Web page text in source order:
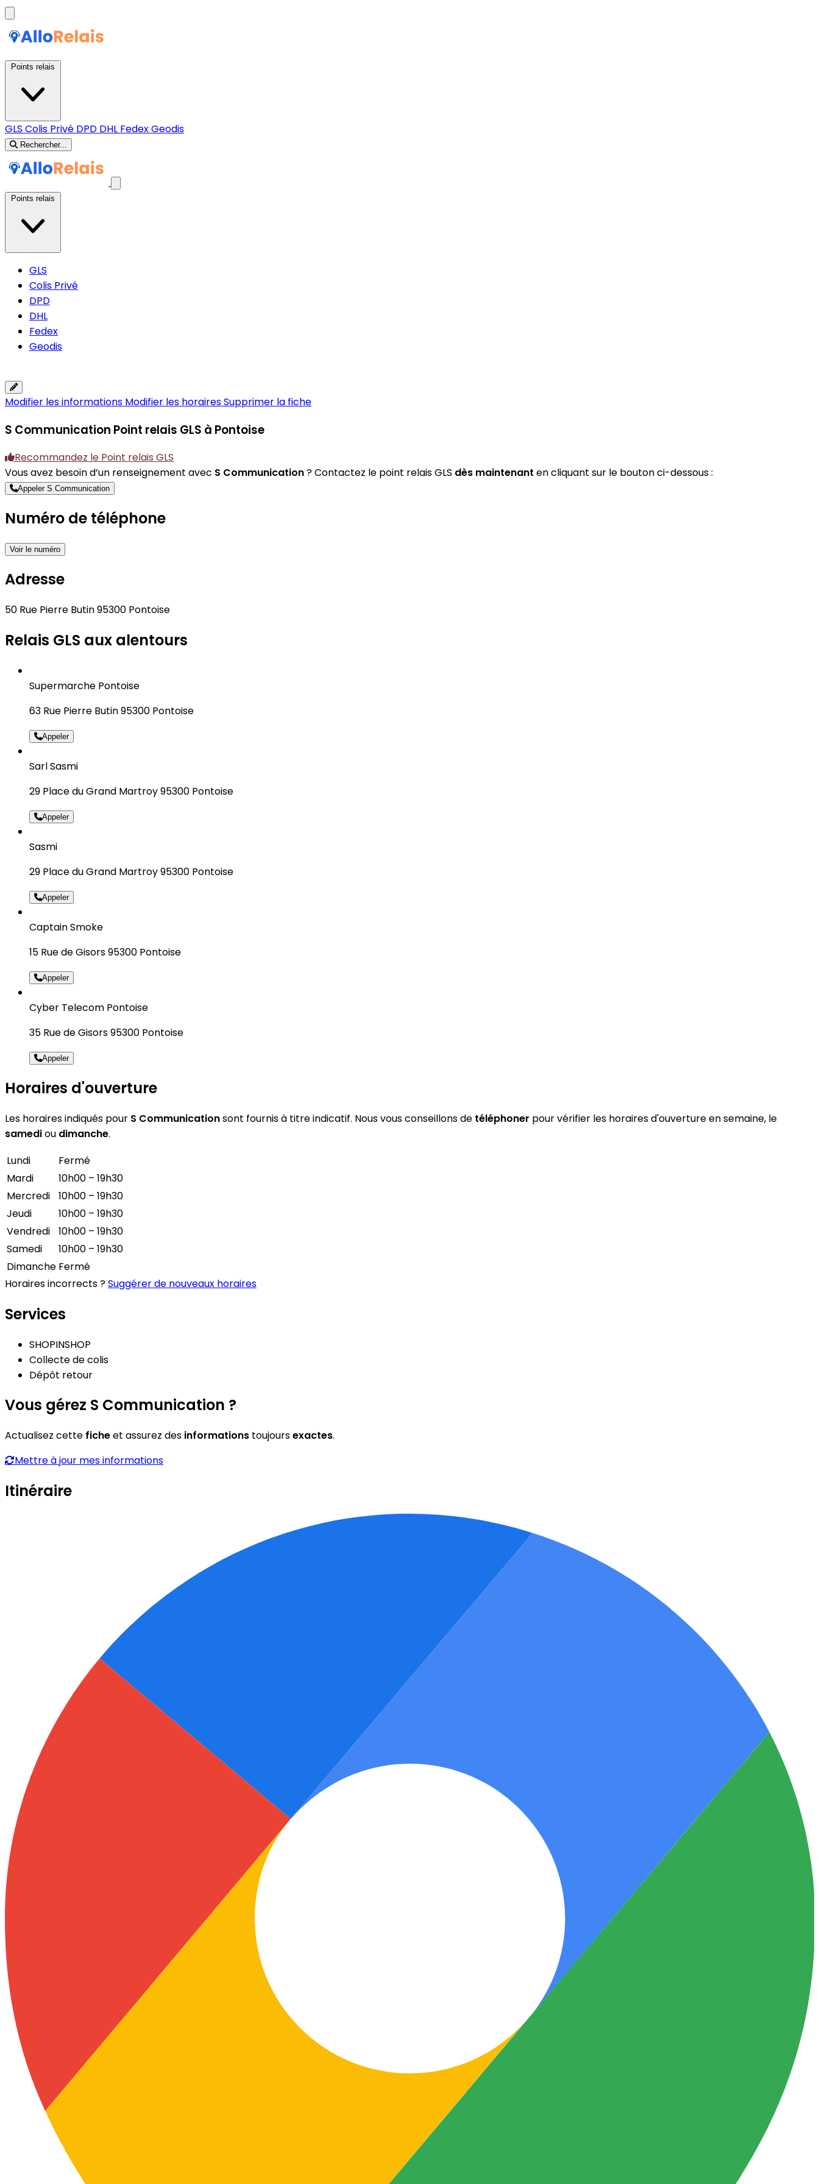
GLS Colis Privé DPD DHL FedexGeodis
Rechercher...
GLS
Colis Privé
DPD
DHL
Fedex
Geodis
Modifier les informations Modifier les horairesSupprimer la fiche
S Communication Point relais GLS à Pontoise
Recommandez le Point relais GLS
Vous avez besoin d’un renseignement avec S Communication? Contactez le point relais GLS dès maintenant en cliquant sur le bouton ci-dessous :
Appeler S Communication
Numéro de téléphone
Voir le numéro
Adresse
50 Rue Pierre Butin 95300 Pontoise
Relais GLS aux alentours
Supermarche Pontoise
63 Rue Pierre Butin 95300 Pontoise
Appeler
Sarl Sasmi
29 Place du Grand Martroy 95300 Pontoise
Appeler
Sasmi
29 Place du Grand Martroy 95300 Pontoise
Appeler
Captain Smoke
15 Rue de Gisors 95300 Pontoise
Appeler
Cyber Telecom Pontoise
35 Rue de Gisors 95300 Pontoise
Appeler
Horaires d'ouverture
Les horaires indiqués pour S Communicationsont fournis à titre indicatif. Nous vous conseillons de téléphoner pour vérifier les horaires d'ouverture en semaine, le
samediou dimanche.
Lundi
Fermé
Mardi
10h00 – 19h30
Mercredi
10h00 – 19h30
Jeudi
10h00 – 19h30
Vendredi
10h00 – 19h30
Samedi
10h00 – 19h30
Dimanche Fermé
Horaires incorrects ?Suggérer de nouveaux horaires
Services
SHOPINSHOP
Collecte de colis
Dépôt retour
Vous gérez S Communication ?
Actualisez cette ficheet assurez des informations toujoursexactes.
Mettre à jour mes informations
Itinéraire